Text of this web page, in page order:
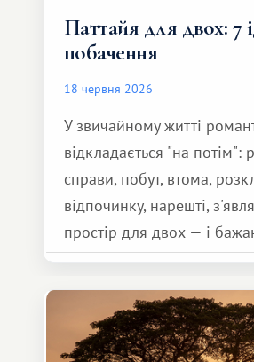
Паттайя для двох: 7
побачення
18 червня 2026
У звичайному житті
відкладається "на потім":
справи, побут, втома,
відпочинку, нарешті,
простір для двох — і
зробити для близької
особливе. Не обов'язково
але тепле і незабутнє :)